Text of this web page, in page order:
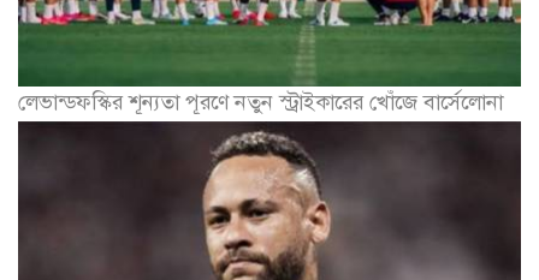
লেভান্ডফস্কির শূন্যতা পূরণে নতুন স্ট্রাইকারের খোঁজে বার্সেলোনা